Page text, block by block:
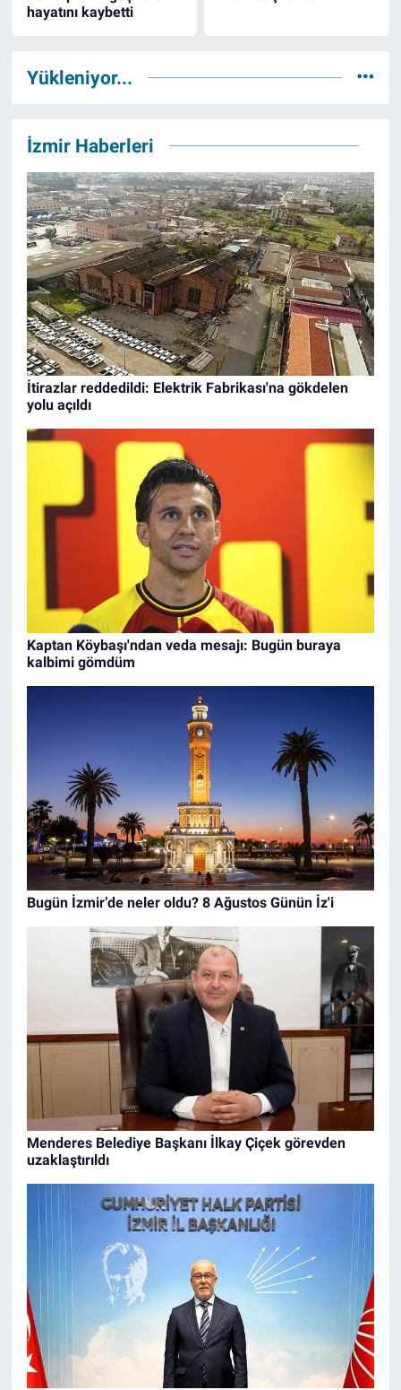
hayatını kaybetti
Yükleniyor...
İzmir Haberleri
İtirazlar reddedildi: Elektrik Fabrikası'na gökdelen
yolu açıldı
Kaptan Köybaşı'ndan veda mesajı: Bugün buraya
kalbimi gömdüm
Bugün İzmir’de neler oldu? 8 Ağustos Günün İz'i
Menderes Belediye Başkanı İlkay Çiçek görevden
uzaklaştırıldı